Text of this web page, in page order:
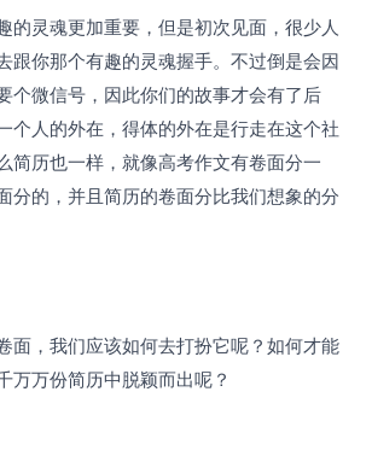
灵魂更加重要，但是初次见面，很少人
跟你那个有趣的灵魂握手。不过倒是会因
个微信号，因此你们的故事才会有了后
个人的外在，得体的外在是行走在这个社
简历也一样，就像高考作文有卷面分一
分的，并且简历的卷面分比我们想象的分
，我们应该如何去打扮它呢？如何才能
万万份简历中脱颖而出呢？